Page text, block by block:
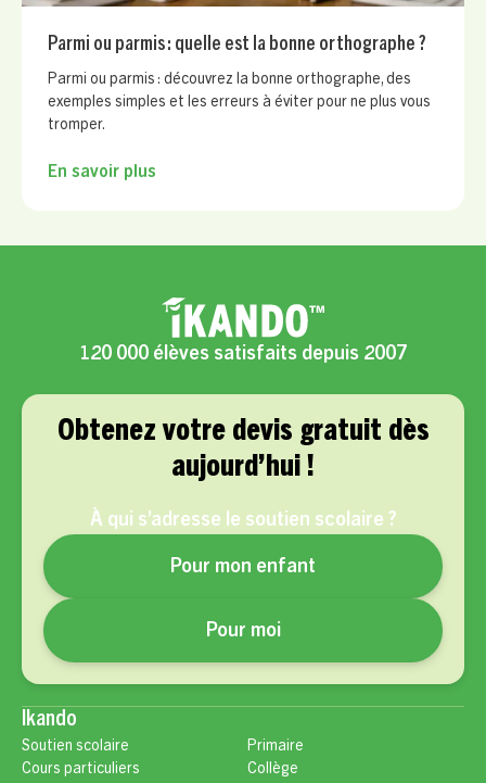
Parmi ou parmis : quelle est la bonne orthographe ?
Parmi ou parmis : découvrez la bonne orthographe, des
exemples simples et les erreurs à éviter pour ne plus vous
tromper.
En savoir plus
120 000 élèves satisfaits depuis 2007
Obtenez votre devis gratuit dès
aujourd’hui !
À qui s’adresse le soutien scolaire ?
Pour mon enfant
Pour moi
Ikando
Soutien scolaire
Cours particuliers
Primaire
Collège